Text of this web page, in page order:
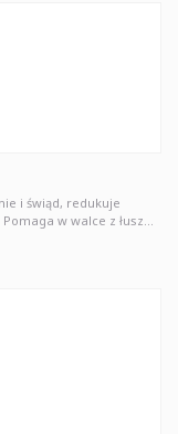
i świąd, redukuje
w walce z łusz...